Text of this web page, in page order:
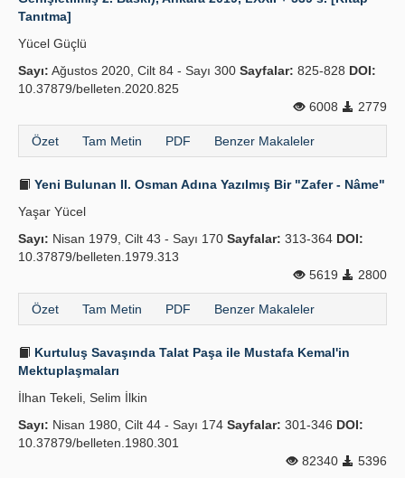
Tanıtma]
Yücel Güçlü
Sayı: Ağustos 2020, Cilt 84 - Sayı 300 Sayfalar: 825-828 DOI:
10.37879/belleten.2020.825
6008
2779
Özet Tam Metin PDF Benzer Makaleler
Yeni Bulunan II. Osman Adına Yazılmış Bir "Zafer - Nâme"
Yaşar Yücel
Sayı: Nisan 1979, Cilt 43 - Sayı 170 Sayfalar: 313-364 DOI:
10.37879/belleten.1979.313
5619
2800
Özet Tam Metin PDF Benzer Makaleler
Kurtuluş Savaşında Talat Paşa ile Mustafa Kemal'in
Mektuplaşmaları
İlhan Tekeli, Selim İlkin
Sayı: Nisan 1980, Cilt 44 - Sayı 174 Sayfalar: 301-346 DOI:
10.37879/belleten.1980.301
82340
5396